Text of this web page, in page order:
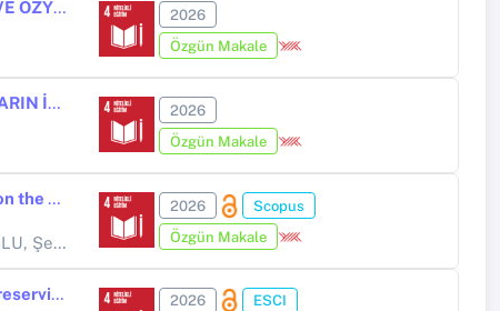
ORTAOKUL ÖĞRENCİLERİNİN YAZMA KAYGISININ TUTUM, EĞİLİM VE ÖZYETERLİK ALGILARIYLA İLİŞKİSİ
2026
Özgün Makale
KONUŞMA BECERİSİ ALANINDA YAPILAN LİSANSÜSTÜ ÇALIŞMALARIN İNCELENMESİ: BİR META SENTEZ ÇALIŞMASI
2026
Özgün Makale
An examination of the impact of the productive generations program on the entrepreneurial skills of students with learning disabilities
Tufan İNALTEKİN, Arzu KİRMAN BİLGİN, Devrim ERGİNSOY OSMANOĞLU, Şenay ÖZEN ALTINKAYNAK,
Selma ERDAĞI
2026
Scopus
Özgün Makale
Statistical and qualitative analysis of ChatGPT and human raters in preservice teachers' writing assessment
2026
ESCI